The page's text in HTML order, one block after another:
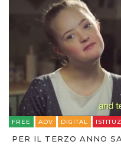
FREE ADV DIGITAL
PER IL TERZO ANNO